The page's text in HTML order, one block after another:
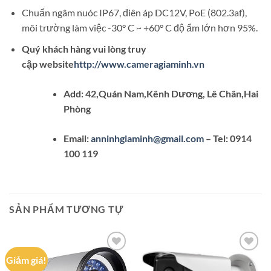
Chuẩn ngâm nuóc IP67, điên áp DC12V, PoE (802.3af),
môi trường làm việc -30° C ~ +60° C độ ẩm lớn hơn 95%.
Quý khách hàng vui lòng truy
cập websitehttp://www.cameragiaminh.vn
Add: 42,Quán Nam,Kênh Dương, Lê Chân,Hai
Phòng
Email:anninhgiaminh@gmail.com– Tel: 0914
100 119
SẢN PHẨM TƯƠNG TỰ
Giảm giá!
Add to
wishlist
Add to
wishlist